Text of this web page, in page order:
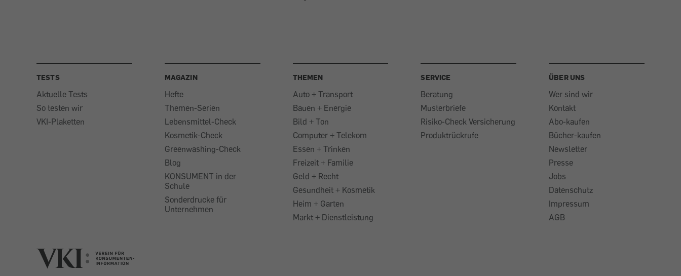
TESTS
Aktuelle Tests
So testen wir
VKI-Plaketten
MAGAZIN
Hefte
Themen-Serien
Lebensmittel-Check
Kosmetik-Check
Greenwashing-Check
Blog
KONSUMENT in der
Schule
Sonderdrucke für
Unternehmen
THEMEN
Auto + Transport
Bauen + Energie
Bild + Ton
Computer + Telekom
Essen + Trinken
Freizeit + Familie
Geld + Recht
Gesundheit + Kosmetik
Heim + Garten
Markt + Dienstleistung
SERVICE
Beratung
Musterbriefe
Risiko-Check Versicherung
Produktrückrufe
ÜBER UNS
Wer sind wir
Kontakt
Abo-kaufen
Bücher-kaufen
Newsletter
Presse
Jobs
Datenschutz
Impressum
AGB